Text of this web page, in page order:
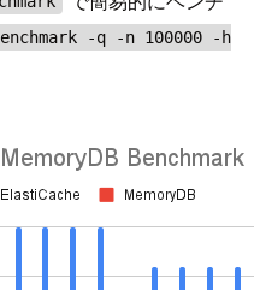
-q -n 100000 -h